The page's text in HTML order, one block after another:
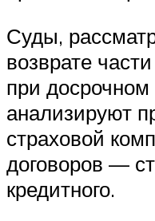
Суды,
возврате
при досрочном
анализируют
страховой
договоров —
кредитного.